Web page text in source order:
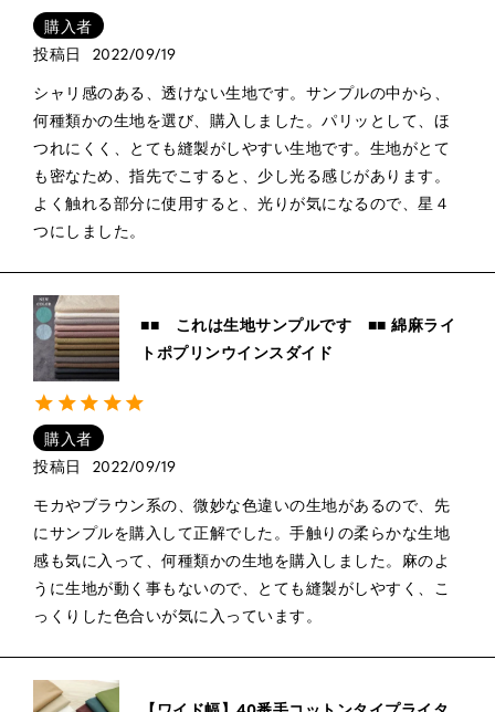
購入者
投稿日
2022/09/19
シャリ感のある、透けない生地です。サンプルの中から、
何種類かの生地を選び、購入しました。パリッとして、ほ
つれにくく、とても縫製がしやすい生地です。生地がとて
も密なため、指先でこすると、少し光る感じがあります。
よく触れる部分に使用すると、光りが気になるので、星４
つにしました。
■■ これは生地サンプルです ■■ 綿麻ライ
トポプリンウインスダイド
購入者
投稿日
2022/09/19
モカやブラウン系の、微妙な色違いの生地があるので、先
にサンプルを購入して正解でした。手触りの柔らかな生地
感も気に入って、何種類かの生地を購入しました。麻のよ
うに生地が動く事もないので、とても縫製がしやすく、こ
っくりした色合いが気に入っています。